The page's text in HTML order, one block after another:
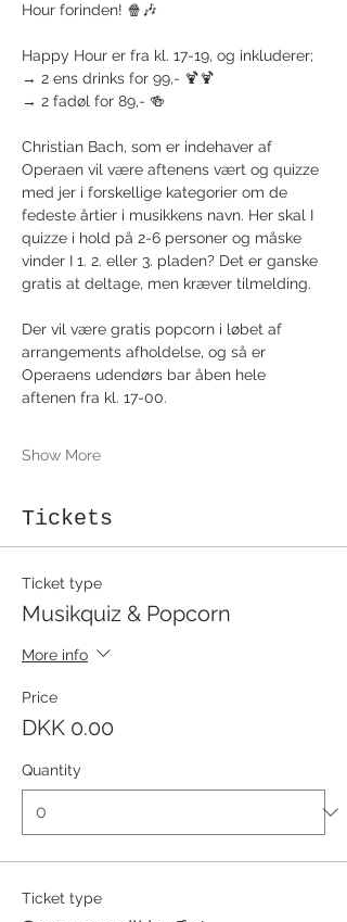
Hour forinden! 🍿🎶
Happy Hour er fra kl. 17-19, og inkluderer;
→ 2 ens drinks for 99,- 🍹🍹
→ 2 fadøl for 89,- 🍻
Christian Bach, som er indehaver af
Operaen vil være aftenens vært og quizze
med jer i forskellige kategorier om de
fedeste årtier i musikkens navn. Her skal I
quizze i hold på 2-6 personer og måske
vinder I 1. 2. eller 3. pladen? Det er ganske
gratis at deltage, men kræver tilmelding.
Der vil være gratis popcorn i løbet af
arrangements afholdelse, og så er
Operaens udendørs bar åben hele
aftenen fra kl. 17-00.
Show More
Tickets
Ticket type
Musikquiz & Popcorn
More info
Price
DKK 0.00
Quantity
Ticket type